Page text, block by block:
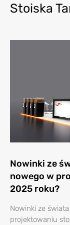
Stoiska
Nowinki ze
nowego w
2025 roku?
Nowinki ze
projektowaniu